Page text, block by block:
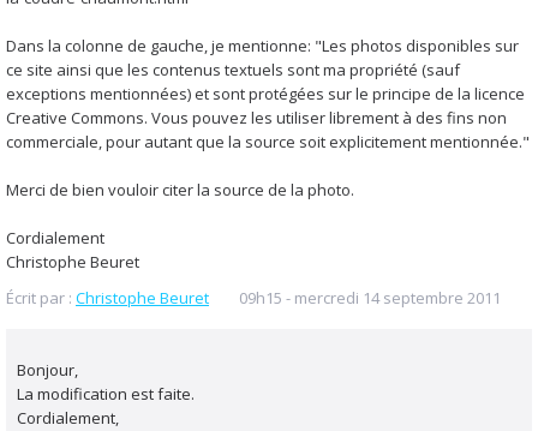
Dans la colonne de gauche, je mentionne: "Les photos disponibles sur
ce site ainsi que les contenus textuels sont ma propriété (sauf
exceptions mentionnées) et sont protégées sur le principe de la licence
Creative Commons. Vous pouvez les utiliser librement à des fins non
commerciale, pour autant que la source soit explicitement mentionnée."
Merci de bien vouloir citer la source de la photo.
Cordialement
Christophe Beuret
Écrit par : Christophe Beuret 09h15 - mercredi 14 septembre 2011
Bonjour,
La modification est faite.
Cordialement,